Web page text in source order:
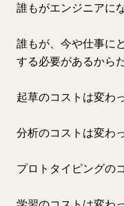
誰もがエンジニアに
誰もが、今や仕事に
する必要があるからだ
起草のコストは変わっ
分析のコストは変わっ
プロトタイピングの